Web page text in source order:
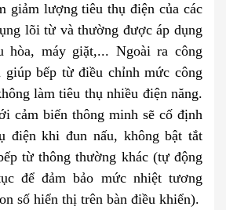
giảm lượng tiêu thụ điện của các
lõi từ và thường được áp dụng
hòa, máy giặt,... Ngoài ra công
giúp bếp từ điều chỉnh mức công
làm tiêu thụ nhiều điện năng.
cảm biến thông minh sẽ cố định
điện khi đun nấu, không bật tắt
từ thông thường khác (tự động
để đảm bảo mức nhiệt tương
số hiển thị trên bàn điều khiển).